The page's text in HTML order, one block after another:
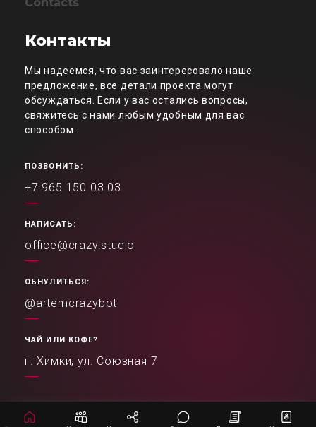
Контакты
Мы надеемся, что вас заинтересовало наше
предложение, все детали проекта могут
обсуждаться. Если у вас остались вопросы,
свяжитесь с нами любым удобным для вас
способом.
ПОЗВОНИТЬ:
+7 965 150 03 03
НАПИСАТЬ:
office@crazy.studio
ОБНУЛИТЬСЯ:
@artemcrazybot
ЧАЙ ИЛИ КОФЕ?
г. Химки, ул. Союзная 7